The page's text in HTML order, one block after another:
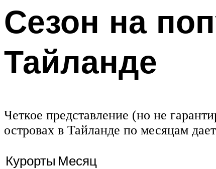
Сезон на
Тайланде
Четкое представление (но не
островах в Тайланде по месяцам
Курорты Месяц